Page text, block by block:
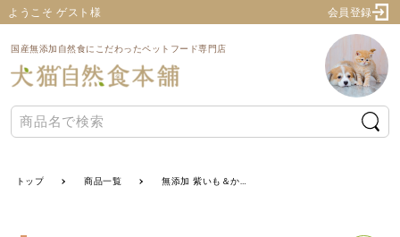
ようこそ ゲスト様 会員登録
国産無添加自然食にこだわったペットフード専門店
トップ 商品一覧 無添加 紫いも＆かぼちゃミックスボーロ 60g